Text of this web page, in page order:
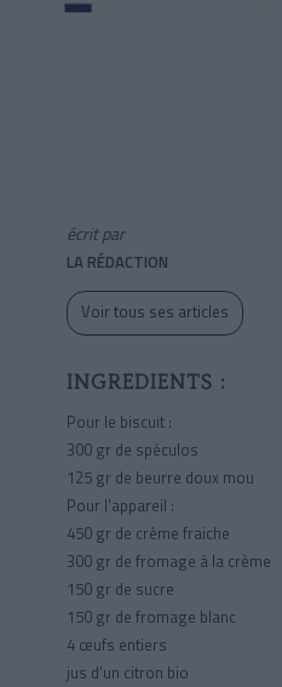
écrit par
LA RÉDACTION
Voir tous ses articles
INGREDIENTS :
Pour le biscuit :
300 gr de spéculos
125 gr de beurre doux mou
Pour l'appareil :
450 gr de crème fraiche
300 gr de fromage à la crème
150 gr de sucre
150 gr de fromage blanc
4 œufs entiers
jus d'un citron bio